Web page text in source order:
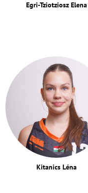
Egri-Tziotziosz Elena
Kitanics Léna